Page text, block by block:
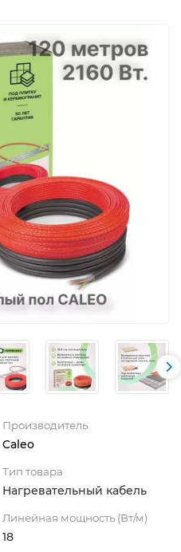
Производитель
Caleo
Тип товара
Нагревательный кабель
Линейная мощность (Вт/м)
18